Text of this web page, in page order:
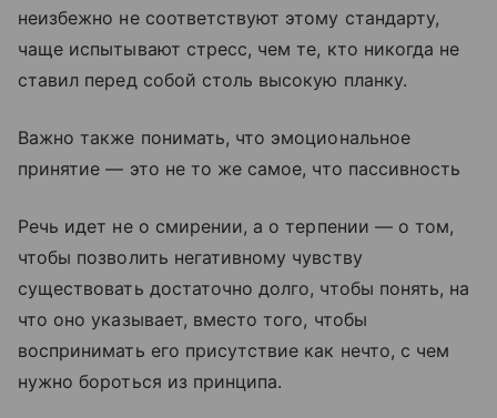
неизбежно не соответствуют этому стандарту,
чаще испытывают стресс, чем те, кто никогда не
ставил перед собой столь высокую планку.
Важно также понимать, что эмоциональное
принятие — это не то же самое, что пассивность
Речь идет не о смирении, а о терпении — о том,
чтобы позволить негативному чувству
существовать достаточно долго, чтобы понять, на
что оно указывает, вместо того, чтобы
воспринимать его присутствие как нечто, с чем
нужно бороться из принципа.